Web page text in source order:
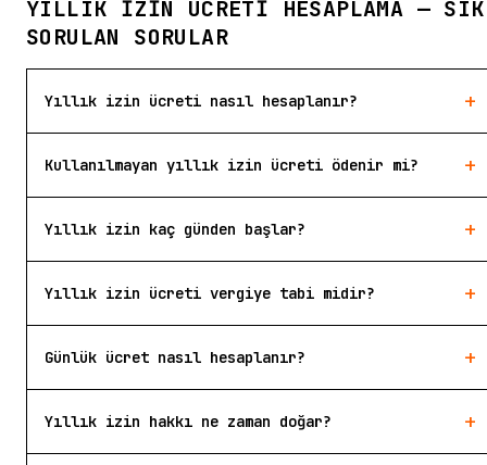
YILLIK İZIN ÜCRETI HESAPLAMA — SIK
SORULAN SORULAR
Yıllık izin ücreti nasıl hesaplanır? +
Kullanılmayan yıllık izin ücreti ödenir mi? +
Yıllık izin kaç günden başlar? +
Yıllık izin ücreti vergiye tabi midir? +
Günlük ücret nasıl hesaplanır? +
Yıllık izin hakkı ne zaman doğar? +